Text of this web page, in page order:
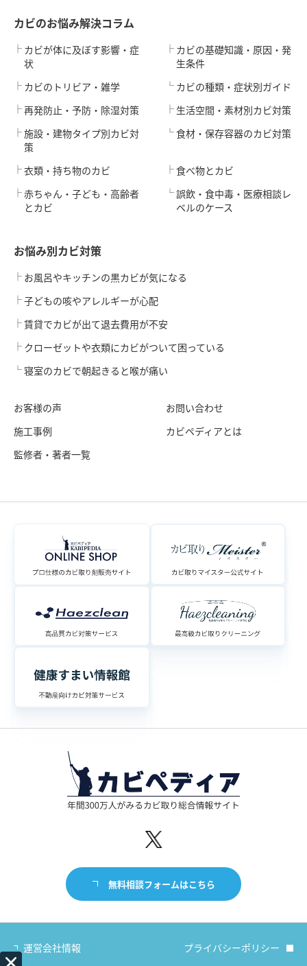
カビのお悩み解決コラム
カビが体に及ぼす影響・症
状
カビのトリビア・雑学
カビの基礎知識・原因・発
生条件
カビの種類・症状別ガイド
再発防止・予防・除湿対策
施設・建物タイプ別カビ対
策
生活空間・素材別カビ対策
食材・保存容器のカビ対策
衣類・持ち物のカビ
赤ちゃん・子ども・高齢者
とカビ
食べ物とカビ
誤飲・食中毒・医療相談レ
ベルのケース
お悩み別カビ対策
お風呂やキッチンの黒カビが気になる
子どもの咳やアレルギーが心配
賃貸でカビが出て退去費用が不安
クローゼットや衣類にカビがついて困っている
寝室のカビで朝起きると喉が痛い
お客様の声
施工事例
監修者・著者一覧
お問い合わせ
カビペディアとは
無料相談フォームはこちら
運営会社情報 プライバシーポリシー